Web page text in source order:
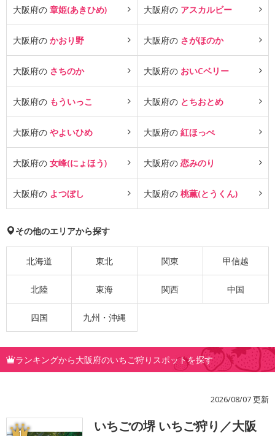
大阪府の 章姫(あきひめ) 大阪府の アスカルビー
大阪府の かおり野 大阪府の さがほのか
大阪府の さちのか 大阪府の おいCベリー
大阪府の もういっこ 大阪府の とちおとめ
大阪府の やよいひめ 大阪府の 紅ほっぺ
大阪府の 女峰(にょほう) 大阪府の 恋みのり
大阪府の よつぼし 大阪府の 桃薫(とうくん)
その他のエリアから探す
北海道 東北 関東 甲信越
北陸 東海 関西 中国
四国 九州・沖縄
ランキングから大阪府のいちご狩りスポットを探す
2026/08/07 更新
いちごの堺 いちご狩り／大阪